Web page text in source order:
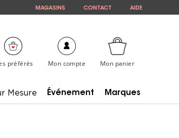
MAGASINS CONTACT AIDE
préférés Mon panier
Mon compte
Mesure Événement Marques